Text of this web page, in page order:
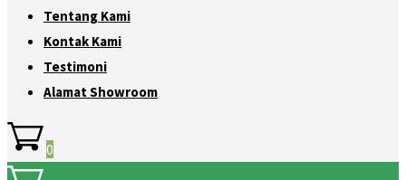
Tentang Kami
Kontak Kami
Testimoni
Alamat Showroom
0